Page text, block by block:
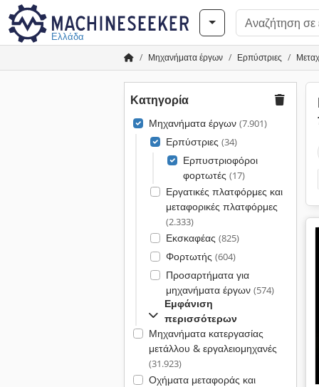
Ελλάδα
Μηχανήματα έργων Ερπύστριες
Κατηγορία
Μηχανήματα έργων (7.901)
Ερπύστριες (34)
Ερπυστριοφόροι
φορτωτές (17)
Εργατικές πλατφόρμες και
μεταφορικές πλατφόρμες
(2.333)
Εκσκαφέας (825)
Φορτωτής (604)
Προσαρτήματα για
μηχανήματα έργων (574)
Εμφάνιση
περισσότερων
Μηχανήματα κατεργασίας
μετάλλου & εργαλειομηχανές
(31.923)
Οχήματα μεταφοράς και